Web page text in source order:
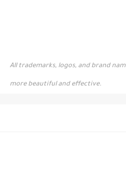
All trademarks, logos, and brand
more beautiful and effective.